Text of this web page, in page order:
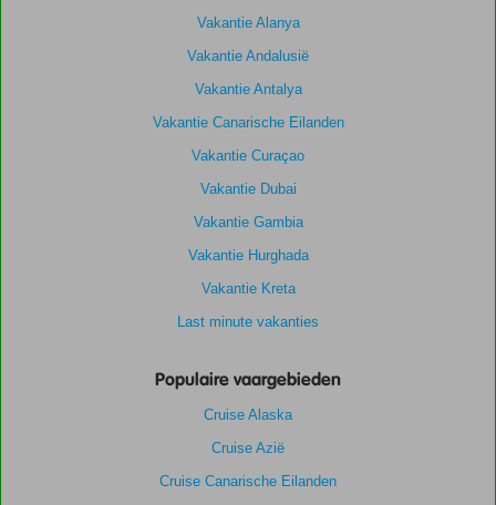
Vakantie Alanya
Vakantie Andalusië
Vakantie Antalya
Vakantie Canarische Eilanden
Vakantie Curaçao
Vakantie Dubai
Vakantie Gambia
Vakantie Hurghada
Vakantie Kreta
Last minute vakanties
Populaire vaargebieden
Cruise Alaska
Cruise Azië
Cruise Canarische Eilanden